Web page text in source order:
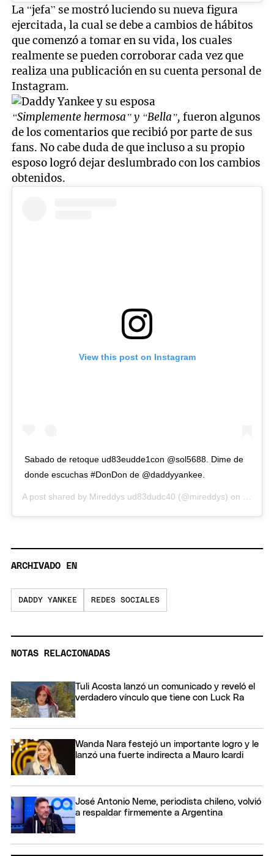
La “jefa” se mostró luciendo su nueva figura
ejercitada, la cual se debe a cambios de hábitos
que comenzó a tomar en su vida, los cuales
realmente se pueden corroborar cada vez que
realiza una publicación en su cuenta personal de
Instagram.
“Simplemente hermosa” y “Bella”, fueron algunos
de los comentarios que recibió por parte de sus
fans. No cabe duda de que incluso a su propio
esposo logró dejar deslumbrado con los cambios
obtenidos.
View this post on Instagram
Sabado de retoque ud83eudde1con @sol5688. Dime de
donde escuchas #DonDon de @daddyyankee.
A post shared by Mireddys ud83dudc40 (@mireddys) on Sep
ARCHIVADO EN
DADDY YANKEE REDES SOCIALES
NOTAS RELACIONADAS
Tuli Acosta lanzó un comunicado y reveló el
verdadero vínculo que tiene con Luck Ra
Wanda Nara festejó un importante logro y le
lanzó una fuerte indirecta a Mauro Icardi
José Antonio Neme, periodista chileno, volvió
a respaldar firmemente a Argentina